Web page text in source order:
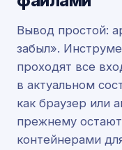
Вывод простой:
забыл».
проходят все
в актуальном
как браузер или
прежнему
контейнерами